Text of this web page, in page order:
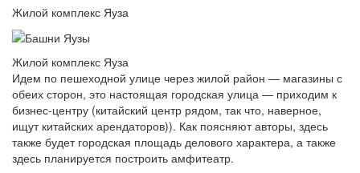
Жилой комплекс Яуза
Жилой комплекс Яуза
Идем по пешеходной улице через жилой район — магазины с
обеих сторон, это настоящая городская улица — приходим к
бизнес-центру (китайский центр рядом, так что, наверное,
ищут китайских арендаторов)). Как поясняют авторы, здесь
также будет городская площадь делового характера, а также
здесь планируется построить амфитеатр.